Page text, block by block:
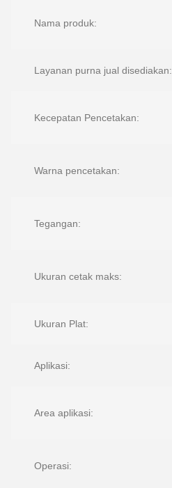
Nama produk:
Layanan purna jual disediakan:
Kecepatan Pencetakan:
Warna pencetakan:
Tegangan:
Ukuran cetak maks:
Ukuran Plat:
Aplikasi:
Area aplikasi:
Operasi: